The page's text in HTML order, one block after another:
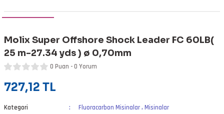
Molix Super Offshore Shock Leader FC 60LB(
25 m-27.34 yds ) ø 0,70mm
0 Puan - 0 Yorum
727,12 TL
Kategori Fluoracarbon Misinalar , Misinalar